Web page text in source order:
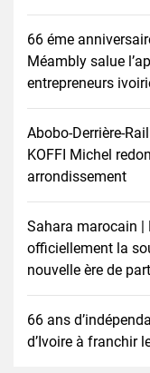
66 éme
Méambly salue
entrepreneurs
Abobo-Derrière-
KOFFI Michel
arrondissement
Sahara marocain |
officiellement la
nouvelle ère de
66 ans
d’Ivoire à franchir